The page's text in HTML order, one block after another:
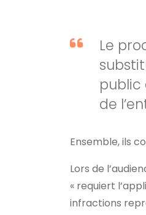
Le
public
de
Ensemble, ils
Lors de
« requiert
infractions